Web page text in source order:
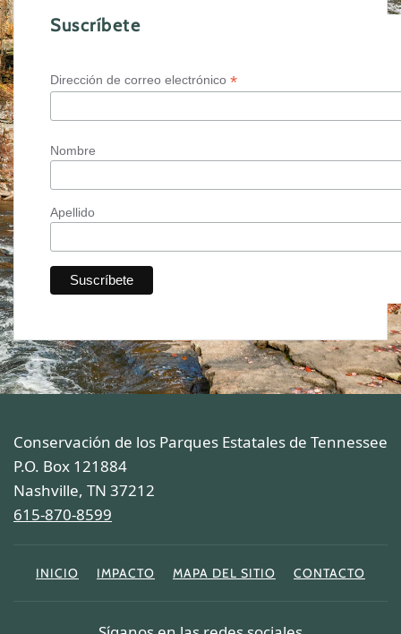
Suscríbete
Dirección de correo electrónico *
Nombre
Apellido
Conservación de los Parques Estatales de Tennessee
P.O. Box 121884
Nashville, TN 37212
615-870-8599
INICIO IMPACTO MAPA DEL SITIO CONTACTO